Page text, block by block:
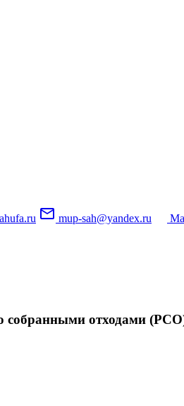
mail_outline mup-sah@yandex.ru
собранными отходами